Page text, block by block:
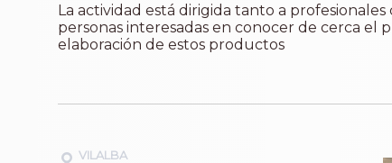
La actividad está dirigida tanto a profesionales
personas interesadas en conocer de cerca el
elaboración de estos productos
VILALBA